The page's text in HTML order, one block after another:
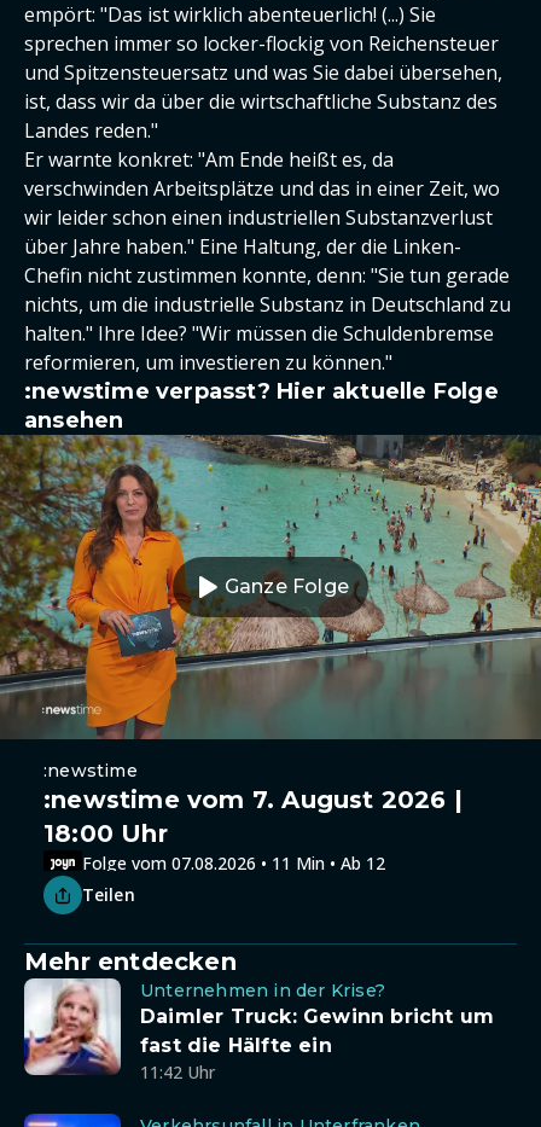
empört: "Das ist wirklich abenteuerlich! (...) Sie
sprechen immer so locker-flockig von Reichensteuer
und Spitzensteuersatz und was Sie dabei übersehen,
ist, dass wir da über die wirtschaftliche Substanz des
Landes reden."
Er warnte konkret: "Am Ende heißt es, da
verschwinden Arbeitsplätze und das in einer Zeit, wo
wir leider schon einen industriellen Substanzverlust
über Jahre haben." Eine Haltung, der die Linken-
Chefin nicht zustimmen konnte, denn: "Sie tun gerade
nichts, um die industrielle Substanz in Deutschland zu
halten." Ihre Idee? "Wir müssen die Schuldenbremse
reformieren, um investieren zu können."
:newstime verpasst? Hier aktuelle Folge
ansehen
Ganze Folge
:newstime
:newstime vom 7. August 2026 |
18:00 Uhr
Folge vom 07.08.2026 • 11 Min • Ab 12
Teilen
Mehr entdecken
Unternehmen in der Krise?
Daimler Truck: Gewinn bricht um
fast die Hälfte ein
11:42 Uhr